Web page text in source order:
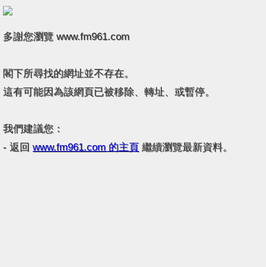
多謝您瀏覽 www.fm961.com
閣下所尋找的網址並不存在。
這有可能因為該網頁已被移除、轉址、或暫停。
我們建議您：
- 返回 www.fm961.com 的主頁繼續瀏覽最新資料。